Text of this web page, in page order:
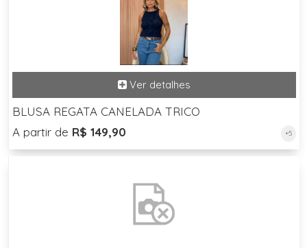
BLUSA REGATA CANELADA TRICO
A partir de R$ 149,90 +5